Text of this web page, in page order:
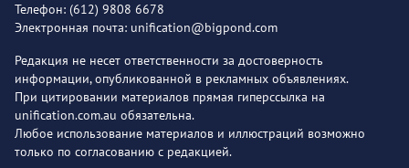
Телефон: (612) 9808 6678
Электронная почта: unification@bigpond.com
Редакция не несет ответственности за достоверность
информации, опубликованной в рекламных объявлениях.
При цитировании материалов прямая гиперссылка на
unification.com.au обязательна.
Любое использование материалов и иллюстраций возможно
только по согласованию с редакцией.